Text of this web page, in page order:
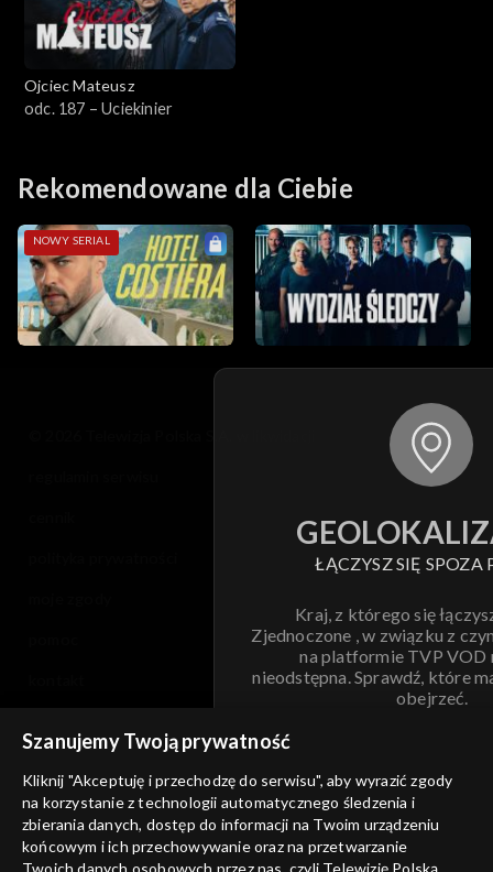
Sezon 12
Sezon 11
Sezon 9
Sezon 8
Sezon 7
Ojciec Mateusz
odc. 187 – Uciekinier
Rekomendowane dla Ciebie
NOWY SERIAL
ŁĄCZYSZ SIĘ SPOZA
Kraj, z którego się
Zjednoczone , w związku z
na platformie TVP VOD
nieodstępna. Sprawdź, które
obejrzeć.
ANULUJ
informacje o dostawcy usług
Szanujemy Twoją prywatność
Kliknij "Akceptuję i przechodzę do serwisu", aby wyrazić zgody
na korzystanie z technologii automatycznego śledzenia i
zbierania danych, dostęp do informacji na Twoim urządzeniu
końcowym i ich przechowywanie oraz na przetwarzanie
Twoich danych osobowych przez nas, czyli Telewizję Polską